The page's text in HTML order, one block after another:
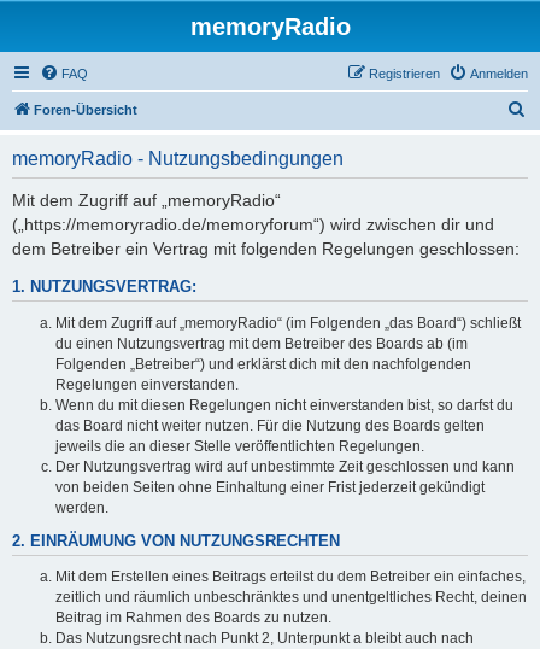
memoryRadio
FAQ Anmelden
Registrieren
Foren-Übersicht
memoryRadio - Nutzungsbedingungen
Mit dem Zugriff auf „memoryRadio“
(„https://memoryradio.de/memoryforum“) wird zwischen dir und
dem Betreiber ein Vertrag mit folgenden Regelungen geschlossen:
1. NUTZUNGSVERTRAG:
Mit dem Zugriff auf „memoryRadio“ (im Folgenden „das Board“) schließt
du einen Nutzungsvertrag mit dem Betreiber des Boards ab (im
Folgenden „Betreiber“) und erklärst dich mit den nachfolgenden
Regelungen einverstanden.
Wenn du mit diesen Regelungen nicht einverstanden bist, so darfst du
das Board nicht weiter nutzen. Für die Nutzung des Boards gelten
jeweils die an dieser Stelle veröffentlichten Regelungen.
Der Nutzungsvertrag wird auf unbestimmte Zeit geschlossen und kann
von beiden Seiten ohne Einhaltung einer Frist jederzeit gekündigt
werden.
2. EINRÄUMUNG VON NUTZUNGSRECHTEN
Mit dem Erstellen eines Beitrags erteilst du dem Betreiber ein einfaches,
zeitlich und räumlich unbeschränktes und unentgeltliches Recht, deinen
Beitrag im Rahmen des Boards zu nutzen.
Das Nutzungsrecht nach Punkt 2, Unterpunkt a bleibt auch nach